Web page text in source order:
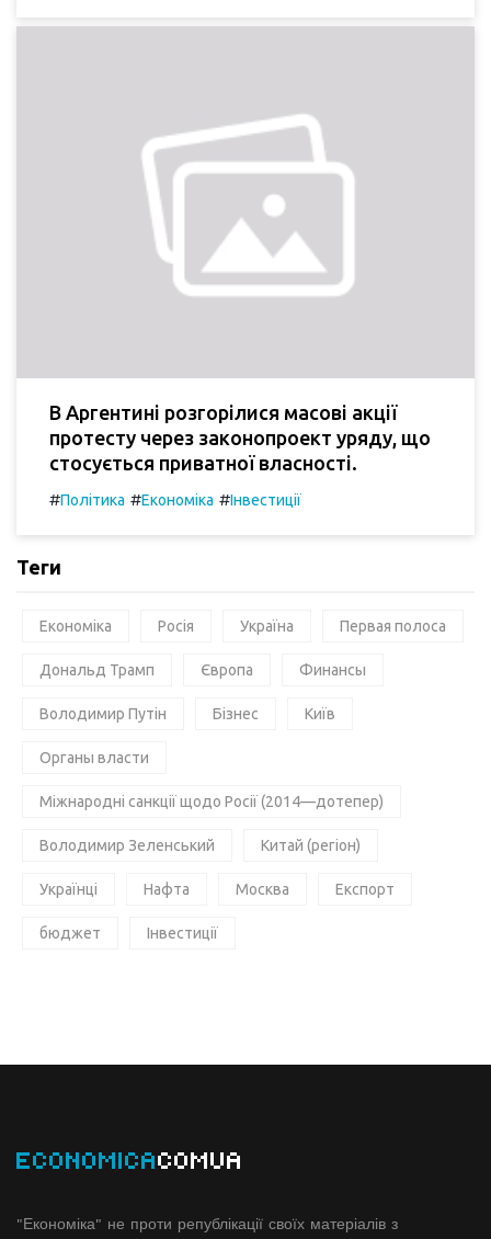
В Аргентині розгорілися масові акції
протесту через законопроект уряду, що
стосується приватної власності.
#Політика #Економіка #Інвестиції
Теги
Економіка Росія Україна Первая полоса
Дональд Трамп Європа Финансы
Володимир Путін Бізнес Київ
Органы власти
Міжнародні санкції щодо Росії (2014—дотепер)
Володимир Зеленський Китай (регіон)
Українці Нафта Москва Експорт
бюджет Інвестиції
ECONOMICACOMUA
"Економіка" не проти републікації своїх матеріалів з